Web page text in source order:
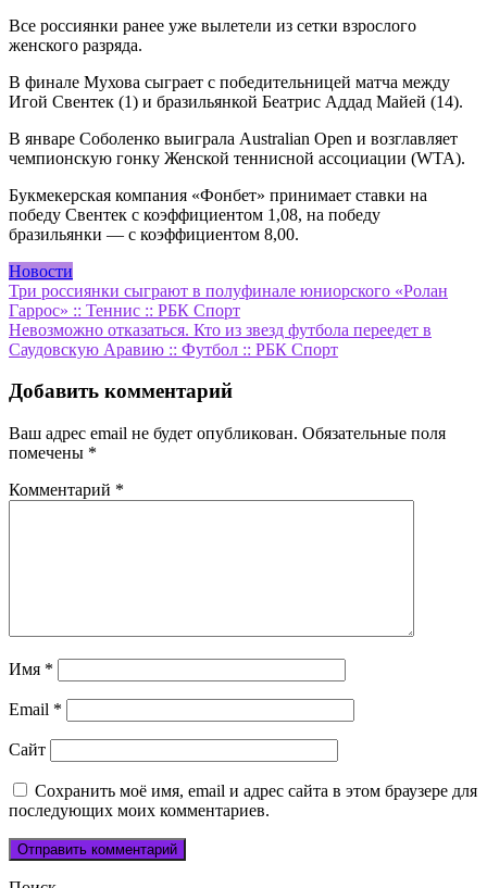
Все россиянки ранее уже вылетели из сетки взрослого
женского разряда.
В финале Мухова сыграет с победительницей матча между
Игой Свентек (1) и бразильянкой Беатрис Аддад Майей (14).
В январе Соболенко выиграла Australian Open и возглавляет
чемпионскую гонку Женской теннисной ассоциации (WTA).
Букмекерская компания «Фонбет» принимает ставки на
победу Свентек с коэффициентом 1,08, на победу
бразильянки — с коэффициентом 8,00.
Новости
Навигация
по
записям
Три россиянки сыграют в полуфинале юниорского «Ролан
Гаррос» :: Теннис :: РБК Спорт
Невозможно отказаться. Кто из звезд футбола переедет в
Саудовскую Аравию :: Футбол :: РБК Спорт
Добавить комментарий
Ваш адрес email не будет опубликован. Обязательные поля
помечены *
Комментарий *
Имя *
Email *
Сайт
Сохранить моё имя, email и адрес сайта в этом браузере для
последующих моих комментариев.